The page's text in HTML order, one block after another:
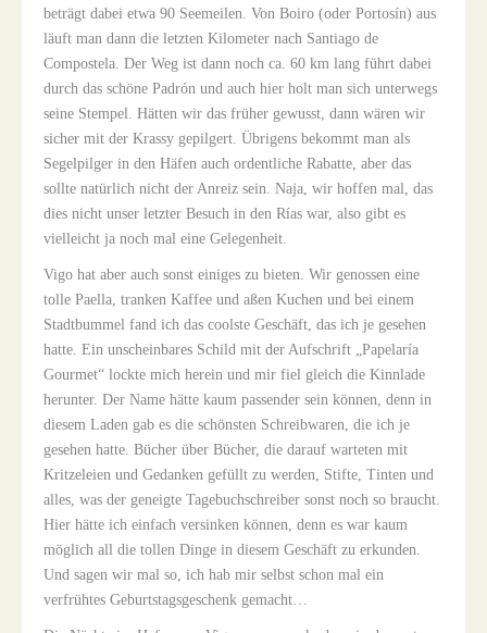
beträgt dabei etwa 90 Seemeilen. Von Boiro (oder Portosín) aus
läuft man dann die letzten Kilometer nach Santiago de
Compostela. Der Weg ist dann noch ca. 60 km lang führt dabei
durch das schöne Padrón und auch hier holt man sich unterwegs
seine Stempel. Hätten wir das früher gewusst, dann wären wir
sicher mit der Krassy gepilgert. Übrigens bekommt man als
Segelpilger in den Häfen auch ordentliche Rabatte, aber das
sollte natürlich nicht der Anreiz sein. Naja, wir hoffen mal, das
dies nicht unser letzter Besuch in den Rías war, also gibt es
vielleicht ja noch mal eine Gelegenheit.
Vigo hat aber auch sonst einiges zu bieten. Wir genossen eine
tolle Paella, tranken Kaffee und aßen Kuchen und bei einem
Stadtbummel fand ich das coolste Geschäft, das ich je gesehen
hatte. Ein unscheinbares Schild mit der Aufschrift „Papelaría
Gourmet“ lockte mich herein und mir fiel gleich die Kinnlade
herunter. Der Name hätte kaum passender sein können, denn in
diesem Laden gab es die schönsten Schreibwaren, die ich je
gesehen hatte. Bücher über Bücher, die darauf warteten mit
Kritzeleien und Gedanken gefüllt zu werden, Stifte, Tinten und
alles, was der geneigte Tagebuchschreiber sonst noch so braucht.
Hier hätte ich einfach versinken können, denn es war kaum
möglich all die tollen Dinge in diesem Geschäft zu erkunden.
Und sagen wir mal so, ich hab mir selbst schon mal ein
verfrühtes Geburtstagsgeschenk gemacht…